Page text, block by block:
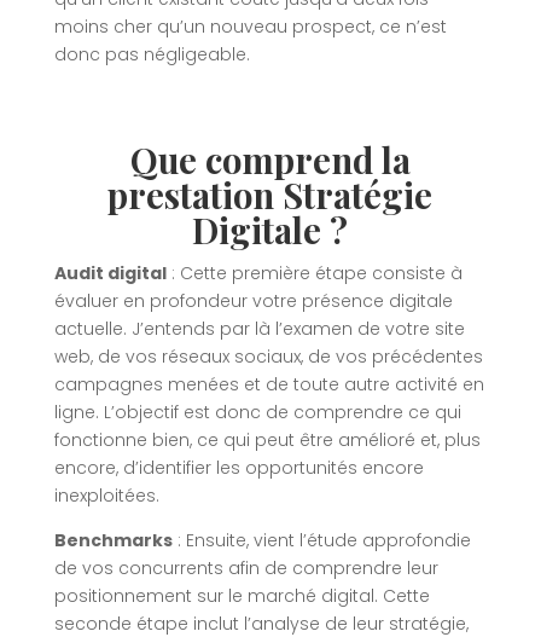
moins cher qu’un nouveau prospect, ce n’est
donc pas négligeable.
Que comprend la
prestation Stratégie
Digitale ?
Audit digital: Cette première étape consiste à
évaluer en profondeur votre présence digitale
actuelle. J’entends par là l’examen de votre site
web, de vos réseaux sociaux, de vos précédentes
campagnes menées et de toute autre activité en
ligne. L’objectif est donc de comprendre ce qui
fonctionne bien, ce qui peut être amélioré et, plus
encore, d’identifier les opportunités encore
inexploitées.
Benchmarks: Ensuite, vient l’étude approfondie
de vos concurrents afin de comprendre leur
positionnement sur le marché digital. Cette
seconde étape inclut l’analyse de leur stratégie,